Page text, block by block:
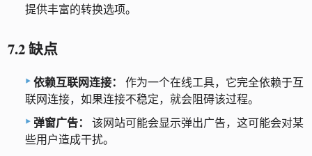
提供丰富的转换选项。
7.2 缺点
依赖互联网连接：
作为一个在线工具，它完全依赖于互
联网连接，如果连接不稳定，就会阻碍该过程。
弹窗广告：
该网站可能会显示弹出广告，这可能会对某
些用户造成干扰。